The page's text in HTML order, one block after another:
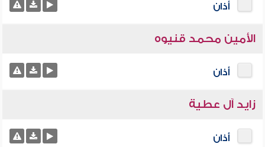
أذان
الأمين محمد قنيوه
أذان
زايد آل عطية
أذان